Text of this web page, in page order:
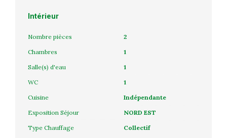
Intérieur
Nombre pièces
2
Chambres
1
Salle(s) d'eau
1
WC
1
Cuisine
Indépendante
Exposition Séjour
NORD EST
Type Chauffage
Collectif